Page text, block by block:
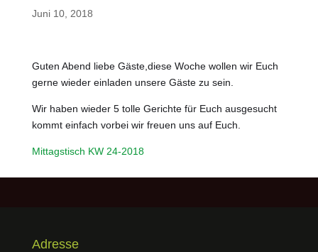
Juni 10, 2018
Guten Abend liebe Gäste,diese Woche wollen wir Euch
gerne wieder einladen unsere Gäste zu sein.
Wir haben wieder 5 tolle Gerichte für Euch ausgesucht
kommt einfach vorbei wir freuen uns auf Euch.
Mittagstisch KW 24-2018
Adresse